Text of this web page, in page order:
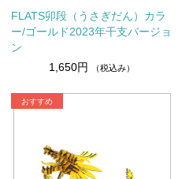
FLATS卯段（うさぎだん）カラ
ー/ゴールド2023年干支バージョ
ン
1,650円
（税込み）